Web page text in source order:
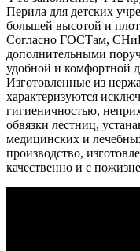
Перила для детских
большей высотой и
Согласно ГОСТам,
дополнительными
удобной и комфортной
Изготовленные из
характеризуются
гигиеничностью,
обвязки лестниц,
медицинских и
производство,
качественно и с